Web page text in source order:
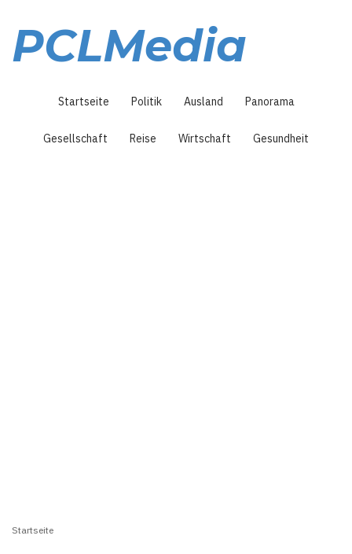
Inhalt
PCLMedia
Startseite Politik Ausland Panorama
Gesellschaft Reise Wirtschaft Gesundheit
Startseite